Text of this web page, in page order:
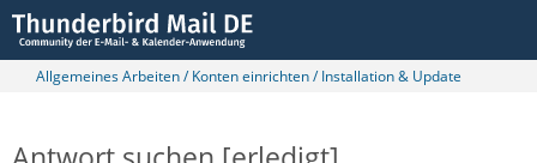
Allgemeines Arbeiten / Konten einrichten / Installation & Update